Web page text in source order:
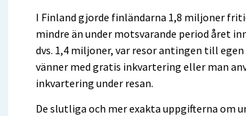
I Finland gjorde finländarna 1,8 miljoner
mindre än under motsvarande period året
dvs. 1,4 miljoner, var resor antingen till
vänner med gratis inkvartering eller man
inkvartering under resan.
De slutliga och mer exakta uppgifterna om